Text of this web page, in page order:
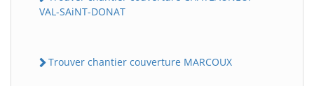
VAL-SAiNT-DONAT
Trouver chantier couverture MARCOUX